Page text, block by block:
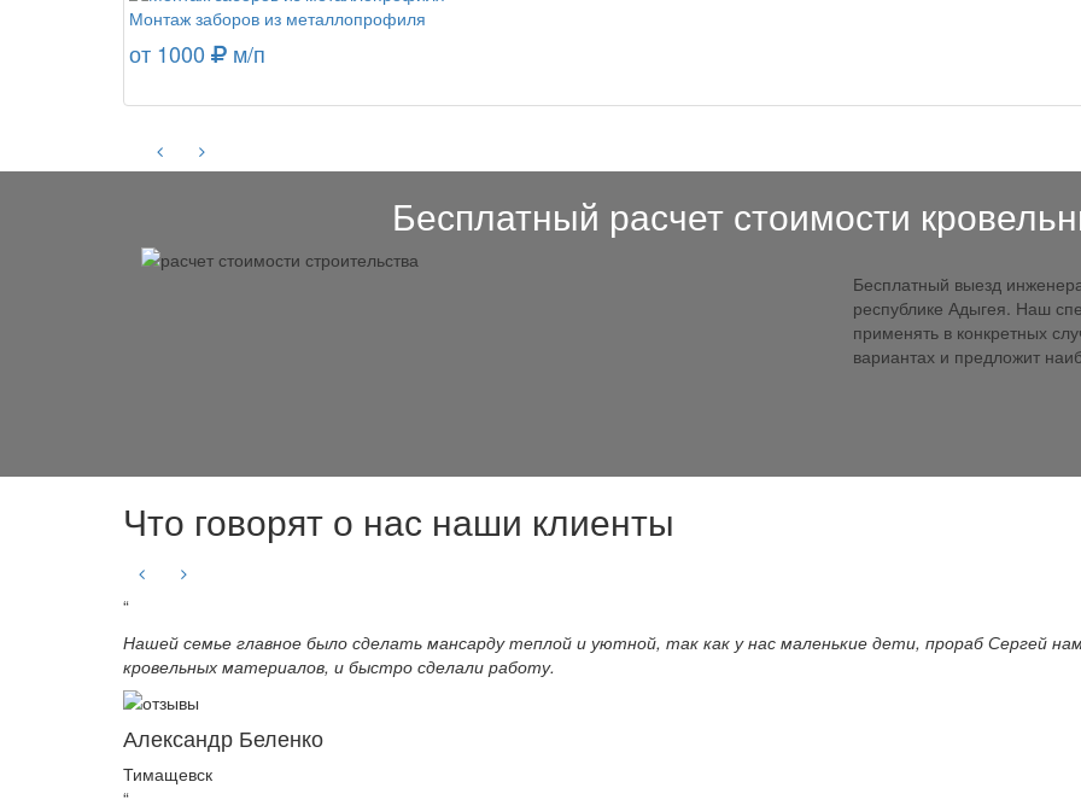
Монтаж заборов из металлопрофиля
от 1000 м/п
Бесплатный расчет стоимости
Бесплатный выезд
республике Адыгея. Наш
применять в конкретных
вариантах и предложит
Что говорят о нас наши клиенты
“
Нашей семье главное было сделать мансарду теплой и уютной, так как у нас маленькие дети, прораб Сергей
кровельных материалов, и быстро сделали работу.
Александр Беленко
Тимащевск
“